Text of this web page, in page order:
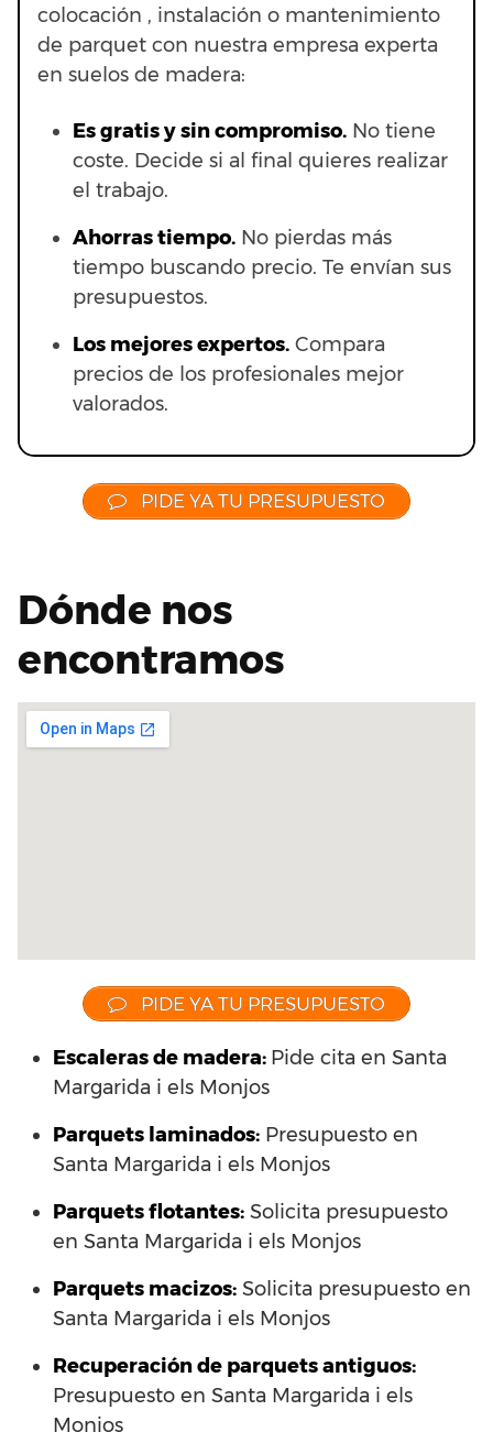
colocación , instalación o mantenimiento
de parquet con nuestra empresa experta
en suelos de madera:
Es gratis y sin compromiso. No tiene
coste. Decide si al final quieres realizar
el trabajo.
Ahorras tiempo. No pierdas más
tiempo buscando precio. Te envían sus
presupuestos.
Los mejores expertos. Compara
precios de los profesionales mejor
valorados.
PIDE YA TU PRESUPUESTO
Dónde nos
encontramos
PIDE YA TU PRESUPUESTO
Escaleras de madera: Pide cita en Santa
Margarida i els Monjos
Parquets laminados: Presupuesto en
Santa Margarida i els Monjos
Parquets flotantes: Solicita presupuesto
en Santa Margarida i els Monjos
Parquets macizos: Solicita presupuesto en
Santa Margarida i els Monjos
Recuperación de parquets antiguos:
Presupuesto en Santa Margarida i els
Monjos